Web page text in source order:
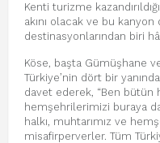
Kenti turizme
akını olacak ve bu
destinasyonlarından biri
Köse, başta Gümüşhane
Türkiye’nin dört bir
davet ederek, “Ben
hemşehrilerimizi buraya
halkı, muhtarımız ve
misafirperverler. Tüm